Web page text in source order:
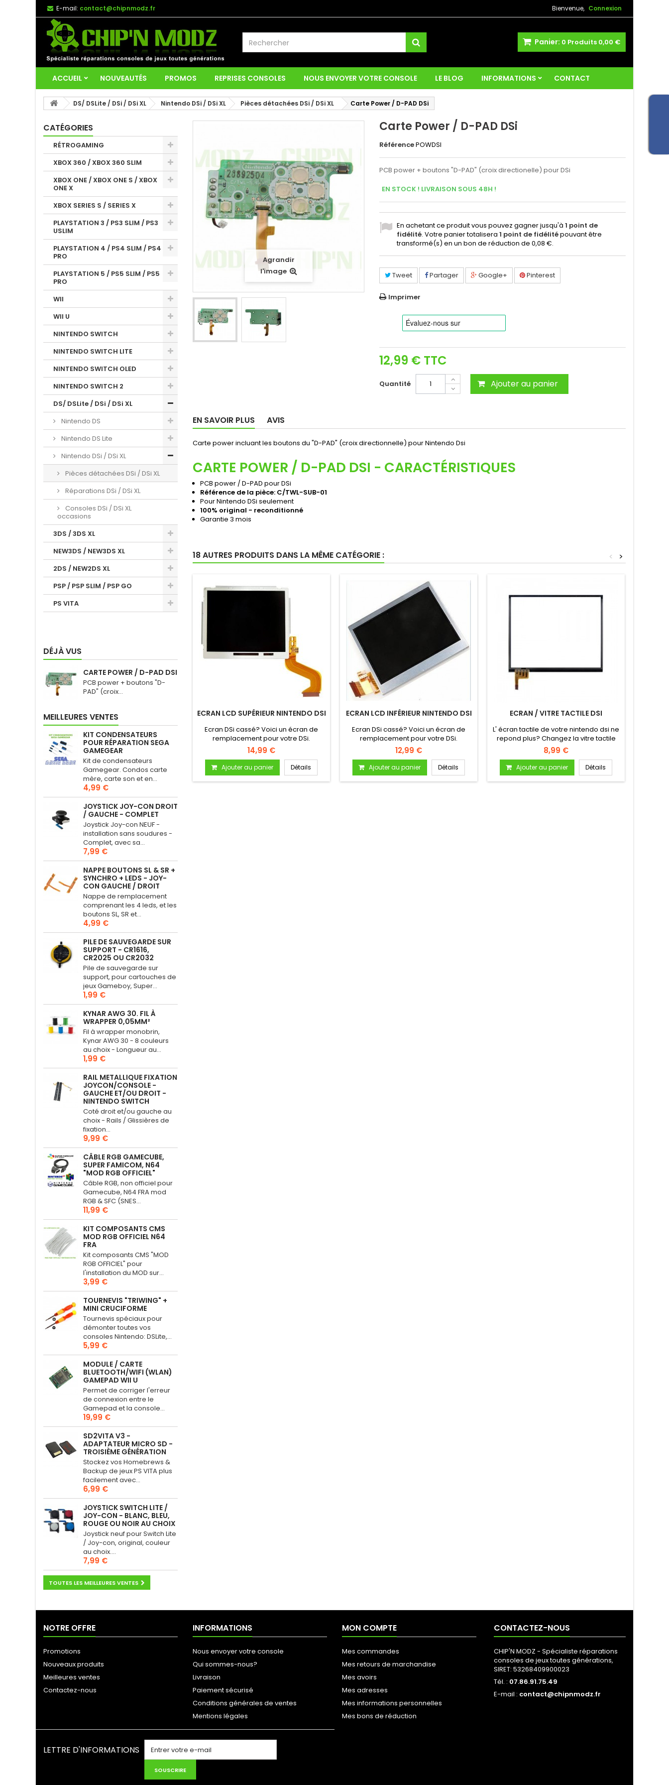
Bienvenue, Connexion
E-mail: contact@chipnmodz.fr
Panier: 0 Produits 0,00 €
ACCUEIL NOUVEAUTÉS PROMOS REPRISES CONSOLES NOUS ENVOYER VOTRE CONSOLE LE BLOG INFORMATIONS CONTACT
DS/ DSLite / DSi / DSi XL Nintendo DSi / DSi XL Pièces détachées DSi / DSi XL Carte Power / D-PAD DSi
CATÉGORIES
RÉTROGAMING
XBOX 360 / XBOX 360 SLIM
XBOX ONE / XBOX ONE S / XBOX
ONE X
XBOX SERIES S / SERIES X
PLAYSTATION 3 / PS3 SLIM / PS3
USLIM
PLAYSTATION 4 / PS4 SLIM / PS4
PRO
PLAYSTATION 5 / PS5 SLIM / PS5
PRO
WII
WII U
NINTENDO SWITCH
NINTENDO SWITCH LITE
NINTENDO SWITCH OLED
NINTENDO SWITCH 2
DS/ DSLite / DSi / DSi XL
Nintendo DS
Nintendo DS Lite
Nintendo DSi / DSi XL
Pièces détachées DSi / DSi XL
Réparations DSi / DSi XL
Consoles DSi / DSi XL
occasions
3DS / 3DS XL
NEW3DS / NEW3DS XL
2DS / NEW2DS XL
PSP / PSP SLIM / PSP GO
PS VITA
DÉJÀ VUS
CARTE POWER / D-PAD DSI
PCB power + boutons "D-
PAD" (croix...
MEILLEURES VENTES
KIT CONDENSATEURS
POUR RÉPARATION SEGA
GAMEGEAR
Kit de condensateurs
Gamegear. Condos carte
mère, carte son et en...
4,99 €
JOYSTICK JOY-CON DROIT
/ GAUCHE - COMPLET
Joystick Joy-con NEUF -
installation sans soudures -
Complet, avec sa...
7,99 €
NAPPE BOUTONS SL & SR +
SYNCHRO + LEDS - JOY-
CON GAUCHE / DROIT
Nappe de remplacement
comprenant les 4 leds, et les
boutons SL, SR et...
4,99 €
PILE DE SAUVEGARDE SUR
SUPPORT - CR1616,
CR2025 OU CR2032
Pile de sauvegarde sur
support, pour cartouches de
jeux Gameboy, Super...
1,99 €
KYNAR AWG 30. FIL À
WRAPPER 0,05MM²
Fil à wrapper monobrin,
Kynar AWG 30 - 8 couleurs
au choix - Longueur au...
1,99 €
RAIL METALLIQUE FIXATION
JOYCON/CONSOLE -
GAUCHE ET/OU DROIT -
NINTENDO SWITCH
Coté droit et/ou gauche au
choix - Rails / Glissières de
fixation...
9,99 €
CÂBLE RGB GAMECUBE,
SUPER FAMICOM, N64
"MOD RGB OFFICIEL"
Câble RGB, non officiel pour
Gamecube, N64 FRA mod
RGB & SFC (SNES...
11,99 €
KIT COMPOSANTS CMS
MOD RGB OFFICIEL N64
FRA
Kit composants CMS "MOD
RGB OFFICIEL" pour
l'installation du MOD sur...
3,99 €
TOURNEVIS "TRIWING" +
MINI CRUCIFORME
Tournevis spéciaux pour
démonter toutes vos
consoles Nintendo: DSLite,...
5,99 €
MODULE / CARTE
BLUETOOTH/WIFI (WLAN)
GAMEPAD WII U
Permet de corriger l'erreur
de connexion entre le
Gamepad et la console...
19,99 €
SD2VITA V3 -
ADAPTATEUR MICRO SD -
TROISIÈME GÉNÉRATION
Stockez vos Homebrews &
Backup de jeux PS VITA plus
facilement avec...
6,99 €
JOYSTICK SWITCH LITE /
JOY-CON - BLANC, BLEU,
ROUGE OU NOIR AU CHOIX
Joystick neuf pour Switch Lite
/ Joy-con, original, couleur
au choix....
7,99 €
TOUTES LES MEILLEURES VENTES
Agrandir
l'image
Carte Power / D-PAD DSi
RéférencePOWDSI
PCB power + boutons "D-PAD" (croix directionelle) pour DSi
EN STOCK ! LIVRAISON SOUS 48H !
En achetant ce produit vous pouvez gagner jusqu'à1 point de
fidélité. Votre panier totalisera1 point de fidélitépouvant être
transformé(s) en un bon de réduction de0,08 €.
Tweet Partager Google+ Pinterest
Imprimer
12,99 € TTC
Quantité Ajouter au panier
EN SAVOIR PLUS AVIS
Carte power incluant les boutons du "D-PAD" (croix directionnelle) pour Nintendo Dsi
CARTE POWER / D-PAD DSI - CARACTÉRISTIQUES
PCB power / D-PAD pour DSi
Référence de la pièce: C/TWL-SUB-01
Pour Nintendo DSi seulement
100% original - reconditionné
Garantie 3 mois
18 AUTRES PRODUITS DANS LA MÊME CATÉGORIE : >
<
ECRAN LCD SUPÉRIEUR NINTENDO DSI
Ecran DSi cassé? Voici un écran de
remplacement pour votre DSi.
14,99 €
Ajouter au panier Détails
ECRAN LCD INFÉRIEUR NINTENDO DSI
Ecran DSi cassé? Voici un écran de
remplacement pour votre DSi.
12,99 €
Ajouter au panier Détails
ECRAN / VITRE TACTILE DSI
L' écran tactile de votre nintendo dsi ne
repond plus? Changez la vitre tactile
8,99 €
Ajouter au panier Détails
NOTRE OFFRE
Promotions
Nouveaux produits
Meilleures ventes
Contactez-nous
INFORMATIONS
Nous envoyer votre console
Qui sommes-nous?
Livraison
Paiement sécurisé
Conditions générales de ventes
Mentions légales
MON COMPTE
Mes commandes
Mes retours de marchandise
Mes avoirs
Mes adresses
Mes informations personnelles
Mes bons de réduction
CONTACTEZ-NOUS
CHIP'N MODZ - Spécialiste réparations
consoles de jeux toutes générations,
SIRET: 53268409900023
Tél. : 07.86.91.75.49
E-mail : contact@chipnmodz.fr
LETTRE D'INFORMATIONS
SOUSCRIRE